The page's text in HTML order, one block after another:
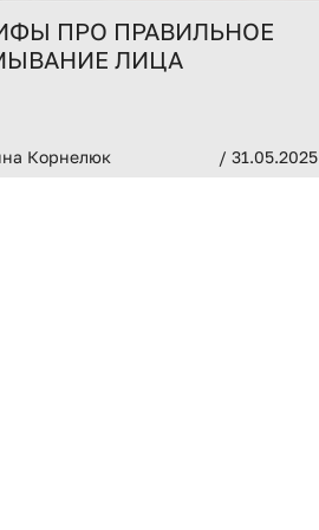
ПРО ПРАВИЛЬНОЕ
ЛИЦА
Корнелюк / 31.05.2025